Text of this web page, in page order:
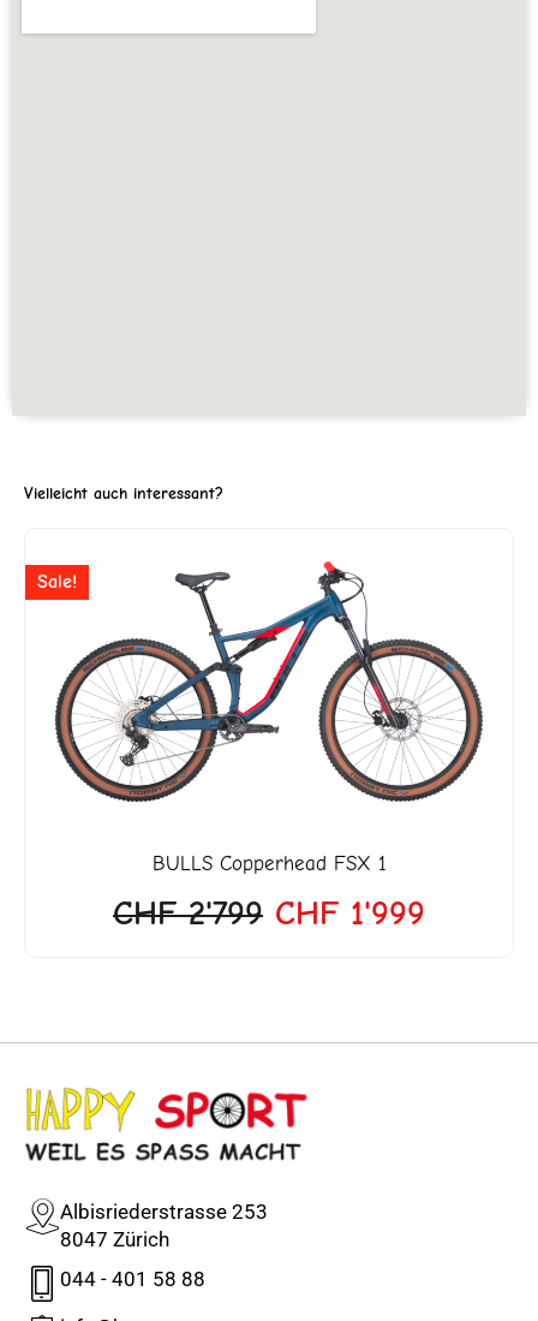
Vielleicht auch interessant?
Sale!
BULLSCopperhead FSX 1
CHF2'799
Ursprünglicher
Preis
war:
CHF 2'799
CHF 1'999
ist:
CHF
Albisriederstrasse 253
8047 Zürich
044 - 401 58 88